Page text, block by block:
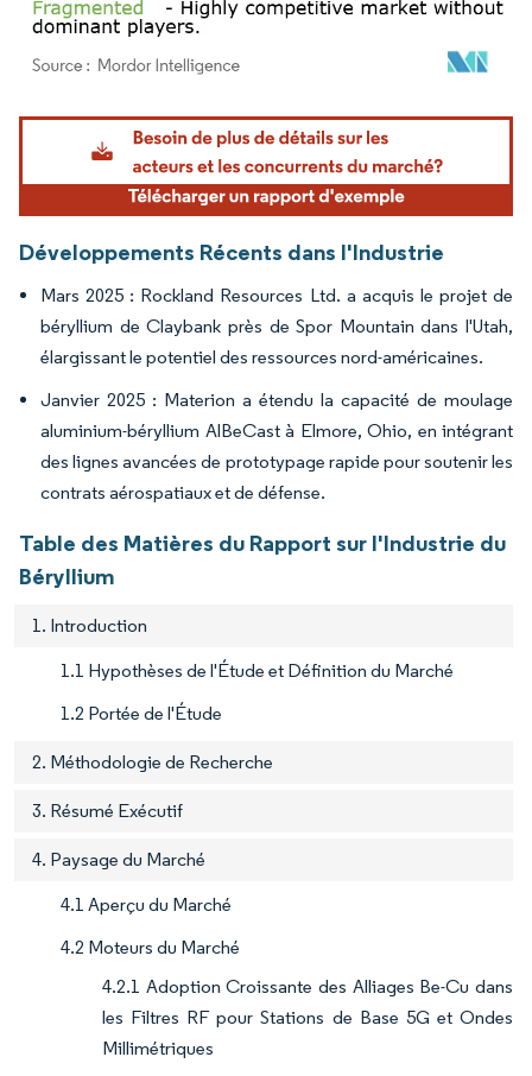
Image © Mordor Intelligence. La réutilisation nécessite une attribution sous CC BY
Développements Récents dans l'Industrie
Mars 2025 : Rockland Resources Ltd. a acquis le projet de
béryllium de Claybank près de Spor Mountain dans l'Utah,
élargissant le potentiel des ressources nord-américaines.
Janvier 2025 : Materion a étendu la capacité de moulage
aluminium-béryllium AlBeCast à Elmore, Ohio, en intégrant
des lignes avancées de prototypage rapide pour soutenir les
contrats aérospatiaux et de défense.
Table des Matières du Rapport sur l'Industrie du
Béryllium
1. Introduction
1.1 Hypothèses de l'Étude et Définition du Marché
1.2 Portée de l'Étude
2. Méthodologie de Recherche
3. Résumé Exécutif
4. Paysage du Marché
4.1 Aperçu du Marché
4.2 Moteurs du Marché
4.2.1 Adoption Croissante des Alliages Be-Cu dans
les Filtres RF pour Stations de Base 5G et Ondes
Millimétriques